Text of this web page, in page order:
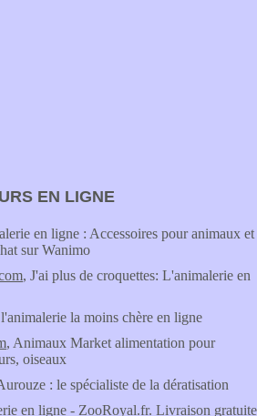
EN LIGNE
en ligne : Accessoires pour animaux et
sur Wanimo
, J'ai plus de croquettes: L'animalerie en
la moins chère en ligne
, Animaux Market alimentation pour
oiseaux
: le spécialiste de la dératisation
en ligne - ZooRoyal.fr. Livraison gratuite